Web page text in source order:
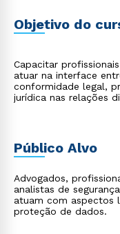
Objetivo do
Capacitar
atuar na interface
conformidade legal,
jurídica nas relações
Público Alvo
Advogados,
analistas de
atuam com aspectos
proteção de dados.